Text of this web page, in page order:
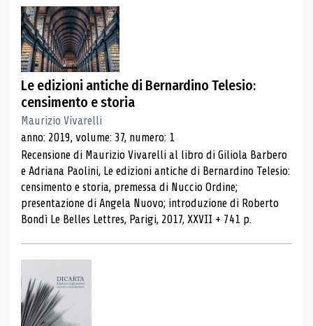
Le edizioni antiche di Bernardino Telesio:
censimento e storia
Maurizio Vivarelli
anno: 2019, volume: 37, numero: 1
Recensione di Maurizio Vivarelli al libro di Giliola Barbero
e Adriana Paolini, Le edizioni antiche di Bernardino Telesio:
censimento e storia, premessa di Nuccio Ordine;
presentazione di Angela Nuovo; introduzione di Roberto
Bondì Le Belles Lettres, Parigi, 2017, XXVII + 741 p.